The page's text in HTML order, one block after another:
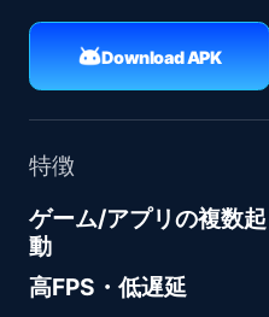
Download APK
特徴
ゲーム/アプリの複数起
動
高FPS・低遅延